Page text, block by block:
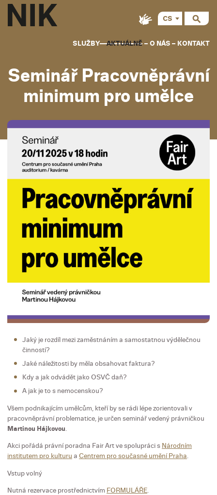
SLUŽBY AKTUÁLNĚ O NÁS KONTAKT
CS
Seminář Pracovněprávní
minimum pro umělce
Jaký je rozdíl mezi zaměstnáním a samostatnou výdělečnou
činností?
Jaké náležitosti by měla obsahovat faktura?
Kdy a jak odvádět jako OSVČ daň?
A jak je to s nemocenskou?
Všem podnikajícím umělcům, kteří by se rádi lépe zorientovali v
pracovněprávní problematice, je určen seminář vedený právničkou
Martinou Hájkovou.
Akci pořádá právní poradna Fair Art ve spolupráci s Národním
institutem pro kulturu a Centrem pro současné umění Praha.
Vstup volný
Nutná rezervace prostřednictvím FORMULÁŘE.